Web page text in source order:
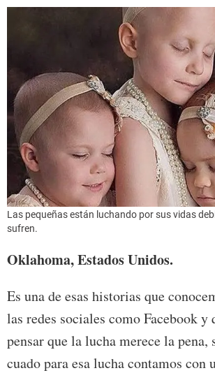
Las pequeñas están luchando por sus vidas
sufren.
Oklahoma, Estados Unidos.
Es una de esas historias que
las redes sociales como Facebook y
pensar que la lucha merece la pena,
cuado para esa lucha contamos con